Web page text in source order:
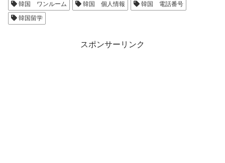
韓国 ワンルーム 韓国 個人情報
韓国 電話番号
韓国留学
スポンサーリンク